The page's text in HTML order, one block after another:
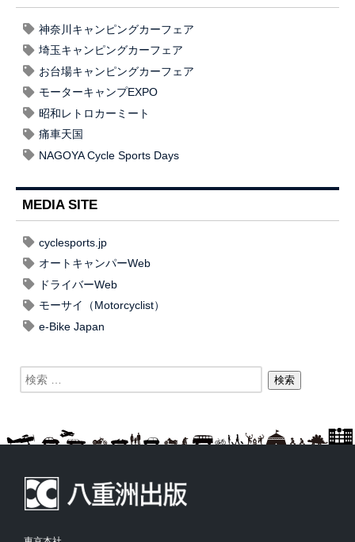
神奈川キャンピングカーフェア
埼玉キャンピングカーフェア
お台場キャンピングカーフェア
モーターキャンプEXPO
昭和レトロカーミート
痛車天国
NAGOYA Cycle Sports Days
MEDIA SITE
cyclesports.jp
オートキャンパーWeb
ドライバーWeb
モーサイ（Motorcyclist）
e-Bike Japan